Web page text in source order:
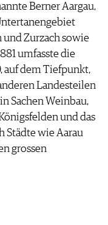
Berner Aargau,
und Zurzach sowie
umfasste die
auf dem Tiefpunkt,
Landesteilen
Sachen Weinbau,
und das
Städte wie Aarau
grossen